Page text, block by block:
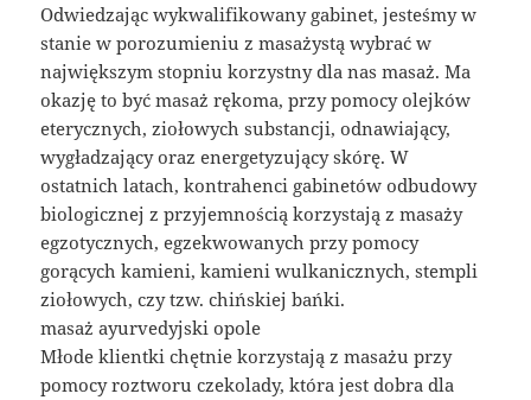
Odwiedzając wykwalifikowany gabinet, jesteśmy w
stanie w porozumieniu z masażystą wybrać w
największym stopniu korzystny dla nas masaż. Ma
okazję to być masaż rękoma, przy pomocy olejków
eterycznych, ziołowych substancji, odnawiający,
wygładzający oraz energetyzujący skórę. W
ostatnich latach, kontrahenci gabinetów odbudowy
biologicznej z przyjemnością korzystają z masaży
egzotycznych, egzekwowanych przy pomocy
gorących kamieni, kamieni wulkanicznych, stempli
ziołowych, czy tzw. chińskiej bańki.
masaż ayurvedyjski opole
Młode klientki chętnie korzystają z masażu przy
pomocy roztworu czekolady, która jest dobra dla